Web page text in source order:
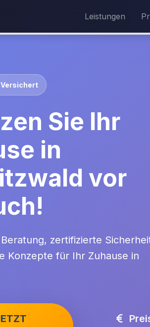
Leistungen
Sie Ihr
in
vor
zertifizierte
Konzepte für Ihr Zuhause in